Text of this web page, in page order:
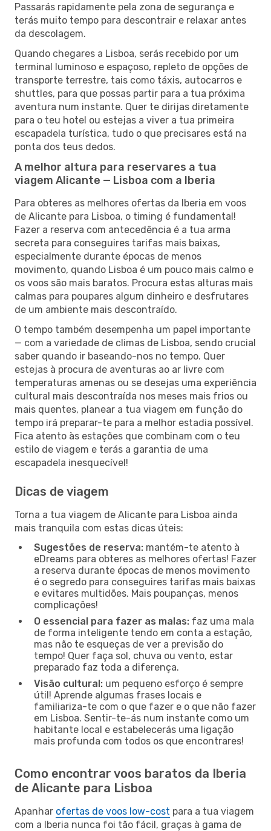
Passarás rapidamente pela zona de segurança e
terás muito tempo para descontrair e relaxar antes
da descolagem.
Quando chegares a Lisboa, serás recebido por um
terminal luminoso e espaçoso, repleto de opções de
transporte terrestre, tais como táxis, autocarros e
shuttles, para que possas partir para a tua próxima
aventura num instante. Quer te dirijas diretamente
para o teu hotel ou estejas a viver a tua primeira
escapadela turística, tudo o que precisares está na
ponta dos teus dedos.
A melhor altura para reservares a tua
viagem Alicante — Lisboa com a Iberia
Para obteres as melhores ofertas da Iberia em voos
de Alicante para Lisboa, o timing é fundamental!
Fazer a reserva com antecedência é a tua arma
secreta para conseguires tarifas mais baixas,
especialmente durante épocas de menos
movimento, quando Lisboa é um pouco mais calmo e
os voos são mais baratos. Procura estas alturas mais
calmas para poupares algum dinheiro e desfrutares
de um ambiente mais descontraído.
O tempo também desempenha um papel importante
— com a variedade de climas de Lisboa, sendo crucial
saber quando ir baseando-nos no tempo. Quer
estejas à procura de aventuras ao ar livre com
temperaturas amenas ou se desejas uma experiência
cultural mais descontraída nos meses mais frios ou
mais quentes, planear a tua viagem em função do
tempo irá preparar-te para a melhor estadia possível.
Fica atento às estações que combinam com o teu
estilo de viagem e terás a garantia de uma
escapadela inesquecível!
Dicas de viagem
Torna a tua viagem de Alicante para Lisboa ainda
mais tranquila com estas dicas úteis:
Sugestões de reserva: mantém-te atento à
eDreams para obteres as melhores ofertas! Fazer
a reserva durante épocas de menos movimento
é o segredo para conseguires tarifas mais baixas
e evitares multidões. Mais poupanças, menos
complicações!
O essencial para fazer as malas: faz uma mala
de forma inteligente tendo em conta a estação,
mas não te esqueças de ver a previsão do
tempo! Quer faça sol, chuva ou vento, estar
preparado faz toda a diferença.
Visão cultural: um pequeno esforço é sempre
útil! Aprende algumas frases locais e
familiariza-te com o que fazer e o que não fazer
em Lisboa. Sentir-te-ás num instante como um
habitante local e estabelecerás uma ligação
mais profunda com todos os que encontrares!
Como encontrar voos baratos da Iberia
de Alicante para Lisboa
Apanhar ofertas de voos low-cost para a tua viagem
com a Iberia nunca foi tão fácil, graças à gama de